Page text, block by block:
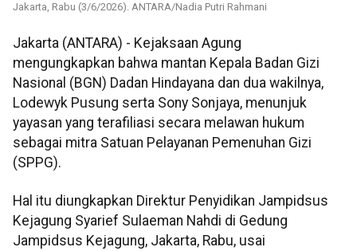
Jakarta, Rabu (3/6/2026). ANTARA/Nadia Putri Rahmani
Jakarta (ANTARA) - Kejaksaan Agung
mengungkapkan bahwa mantan Kepala Badan Gizi
Nasional (BGN) Dadan Hindayana dan dua wakilnya,
Lodewyk Pusung serta Sony Sonjaya, menunjuk
yayasan yang terafiliasi secara melawan hukum
sebagai mitra Satuan Pelayanan Pemenuhan Gizi
(SPPG).
Hal itu diungkapkan Direktur Penyidikan Jampidsus
Kejagung Syarief Sulaeman Nahdi di Gedung
Jampidsus Kejagung, Jakarta, Rabu, usai